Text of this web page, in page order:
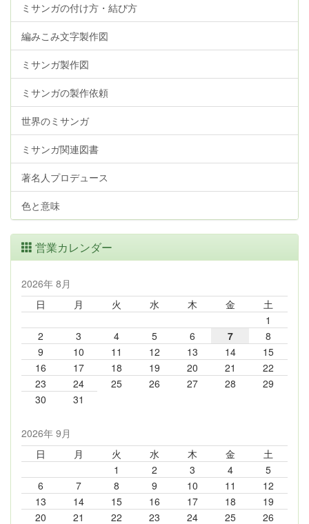
ミサンガの付け方・結び方
編みこみ文字製作図
ミサンガ製作図
ミサンガの製作依頼
世界のミサンガ
ミサンガ関連図書
著名人プロデュース
色と意味
営業カレンダー
2026年 8月
日
月 火 水 木 金
土
1
2
3 4 5 6 7
8
9
10 11 12 13 14
15
16
17 18 19 20 21
22
23
24 25 26 27 28
29
30
31
2026年 9月
日
月 火 水 木 金
土
1
2 3 4
5
6
7 8 9 10 11
12
13
14 15 16 17 18
19
20
21 22 23 24 25 26